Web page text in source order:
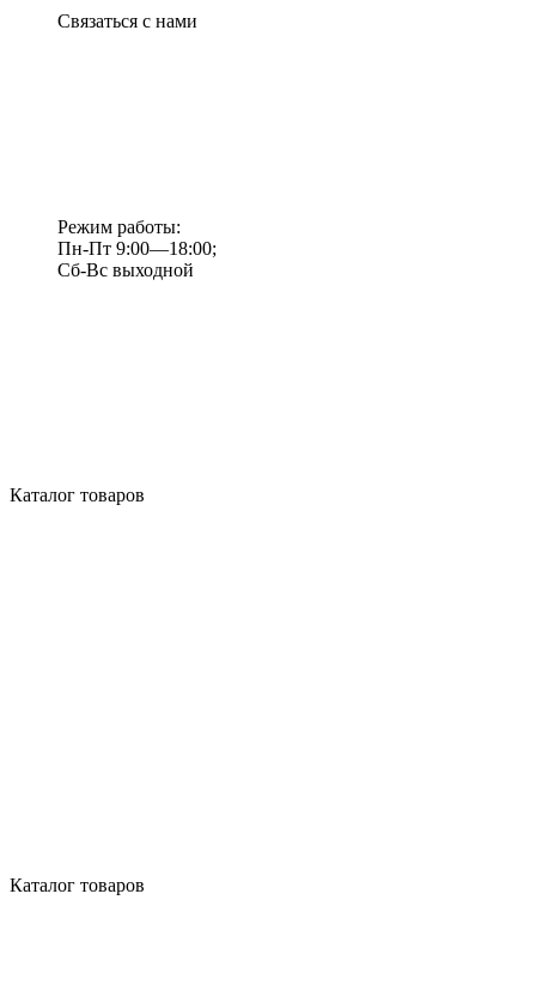
Связаться с нами
Режим работы:
Пн-Пт 9:00—18:00;
Сб-Вс выходной
Каталог товаров
Каталог товаров